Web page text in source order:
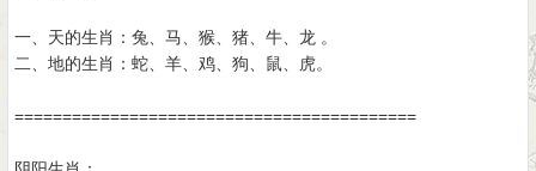
一、天的生肖：兔、马、猴、猪、牛、龙 。
二、地的生肖：蛇、羊、鸡、狗、鼠、虎。
==========================================